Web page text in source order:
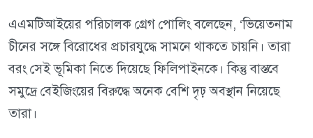
এএমটিআইয়ের পরিচালক গ্রেগ পোলিং বলেছেন, ‘ভিয়েতনাম
চীনের সঙ্গে বিরোধের প্রচারযুদ্ধে সামনে থাকতে চায়নি। তারা
বরং সেই ভূমিকা নিতে দিয়েছে ফিলিপাইনকে। কিন্তু বাস্তবে
সমুদ্রে বেইজিংয়ের বিরুদ্ধে অনেক বেশি দৃঢ় অবস্থান নিয়েছে
তারা।